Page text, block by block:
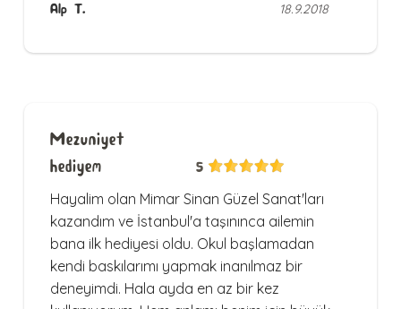
Alp T. 18.9.2018
Mezuniyet
hediyem
5
Hayalim olan Mimar Sinan Güzel Sanat'ları
kazandım ve İstanbul'a taşınınca ailemin
bana ilk hediyesi oldu. Okul başlamadan
kendi baskılarımı yapmak inanılmaz bir
deneyimdi. Hala ayda en az bir kez